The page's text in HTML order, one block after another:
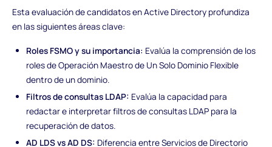
Esta evaluación de candidatos en Active Directory profundiza
en las siguientes áreas clave:
Roles FSMO y su importancia: Evalúa la comprensión de los
roles de Operación Maestro de Un Solo Dominio Flexible
dentro de un dominio.
Filtros de consultas LDAP: Evalúa la capacidad para
redactar e interpretar filtros de consultas LDAP para la
recuperación de datos.
AD LDS vs AD DS: Diferencia entre Servicios de Directorio